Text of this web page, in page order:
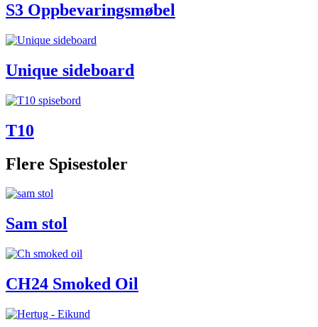
S3 Oppbevaringsmøbel
Unique sideboard
T10
Flere Spisestoler
Sam stol
CH24 Smoked Oil